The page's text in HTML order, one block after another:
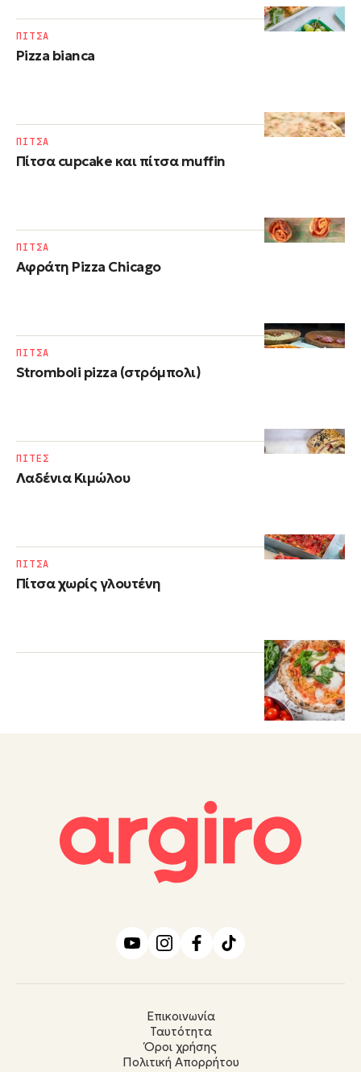
Pizza bianca
ΠΙΤΣΑ
Πίτσα cupcake και πίτσα muffin
ΠΙΤΣΑ
Αφράτη Pizza Chicago
ΠΙΤΣΑ
Stromboli pizza (στρόμπολι)
ΠΙΤΣΑ
Λαδένια Κιμώλου
ΠΙΤΕΣ
Πίτσα χωρίς γλουτένη
ΠΙΤΣΑ
Επικοινωνία
Ταυτότητα
Όροι χρήσης
Πολιτική Απορρήτου